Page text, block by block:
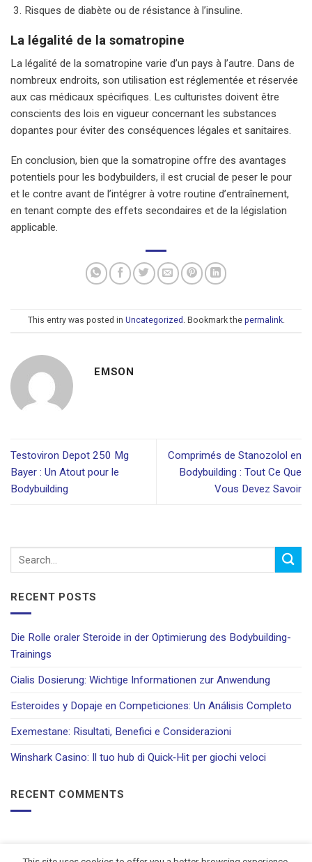
Risques de diabète ou de résistance à l’insuline.
La légalité de la somatropine
La légalité de la somatropine varie d’un pays à l’autre. Dans de
nombreux endroits, son utilisation est réglementée et réservée
aux cas médicaux spécifiques. Les culturistes doivent être
conscients des lois en vigueur concernant les substances
dopantes pour éviter des conséquences légales et sanitaires.
En conclusion, bien que la somatropine offre des avantages
potentiels pour les bodybuilders, il est crucial de peser le pour
et le contre avant de l’intégrer à votre routine d’entraînement,
en tenant compte des effets secondaires et de la législation
applicable.
This entry was posted in Uncategorized . Bookmark the permalink.
EMSON
Testoviron Depot 250 Mg
Bayer : Un Atout pour le
Bodybuilding
Comprimés de Stanozolol en
Bodybuilding : Tout Ce Que
Vous Devez Savoir
RECENT POSTS
Die Rolle oraler Steroide in der Optimierung des Bodybuilding-
Trainings
Cialis Dosierung: Wichtige Informationen zur Anwendung
Esteroides y Dopaje en Competiciones: Un Análisis Completo
Exemestane: Risultati, Benefici e Considerazioni
Winshark Casino: Il tuo hub di Quick‑Hit per giochi veloci
RECENT COMMENTS